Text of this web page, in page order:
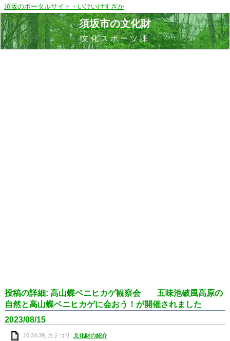
須坂のポータルサイト・いけいけすざか
須坂市の文化財
文化スポーツ課
投稿の詳細: 高山蝶ベニヒカゲ観察会 五味池破風高原の
自然と高山蝶ベニヒカゲに会おう！が開催されました
2023/08/15
10:34:39, カテゴリ: 文化財の紹介